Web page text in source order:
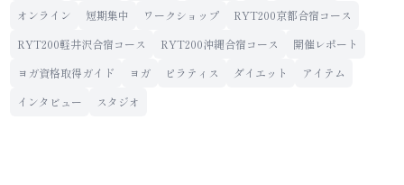
オンライン
短期集中 ワークショップ
RYT200京都合宿コース
RYT200軽井沢合宿コース
RYT200沖縄合宿コース
開催レポート
ヨガ資格取得ガイド
ヨガ ピラティス ダイエット
アイテム
インタビュー
スタジオ